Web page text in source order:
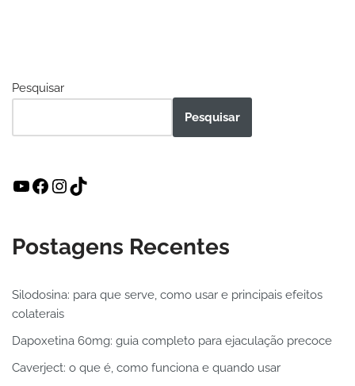
Pesquisar
Pesquisar
Postagens Recentes
Silodosina: para que serve, como usar e principais efeitos
colaterais
Dapoxetina 60mg: guia completo para ejaculação precoce
Caverject: o que é, como funciona e quando usar